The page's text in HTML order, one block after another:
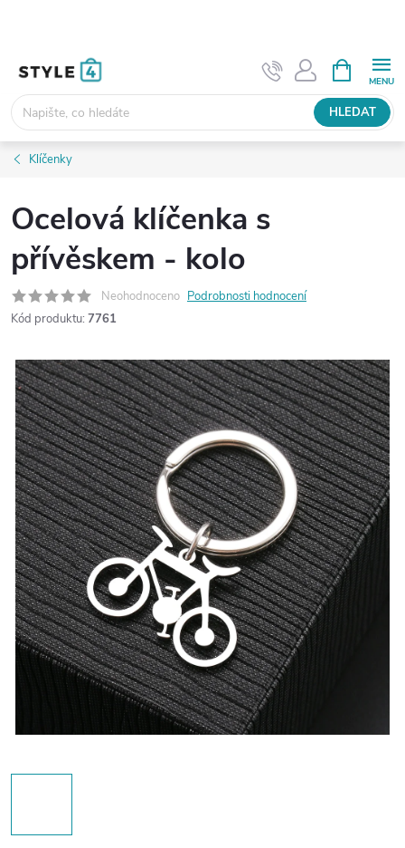
HLEDAT
NÁKUPNÍ
KOŠÍK
Klíčenky
Ocelová klíčenka s
přívěskem - kolo
Neohodnoceno Podrobnosti hodnocení
Kód produktu: 7761